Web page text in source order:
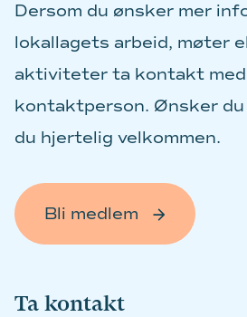
Dersom du ønsker mer
lokallagets arbeid, møter
aktiviteter ta kontakt med
kontaktperson. Ønsker du
du hjertelig velkommen.
Bli medlem
Ta kontakt